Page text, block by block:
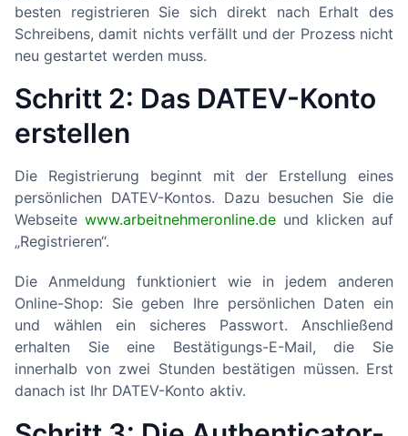
besten registrieren Sie sich direkt nach Erhalt des
Schreibens, damit nichts verfällt und der Prozess nicht
neu gestartet werden muss.
Schritt 2: Das DATEV-Konto
erstellen
Die Registrierung beginnt mit der Erstellung eines
persönlichen DATEV-Kontos. Dazu besuchen Sie die
Webseite www.arbeitnehmeronline.de und klicken auf
„Registrieren“.
Die Anmeldung funktioniert wie in jedem anderen
Online-Shop: Sie geben Ihre persönlichen Daten ein
und wählen ein sicheres Passwort. Anschließend
erhalten Sie eine Bestätigungs-E-Mail, die Sie
innerhalb von zwei Stunden bestätigen müssen. Erst
danach ist Ihr DATEV-Konto aktiv.